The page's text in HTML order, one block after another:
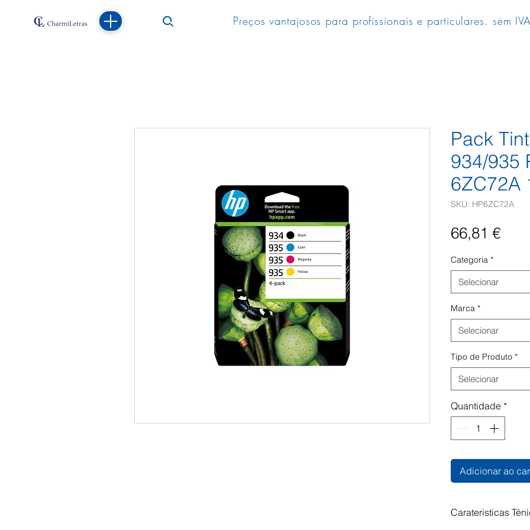
Preços vantajosos para profissionais e particulares. sem
Pack
934/935
6ZC72A
SKU: HP6ZC72A
66,81 €Preço
Categoria *
Selecionar
Marca *
Selecionar
Tipo de Produto *
Selecionar
Quantidade *
Adicionar ao
Carateristicas